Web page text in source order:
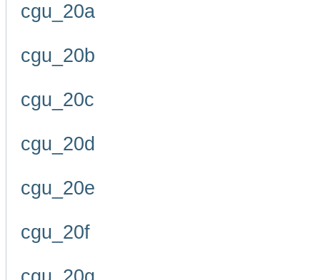
cgu_20a
cgu_20b
cgu_20c
cgu_20d
cgu_20e
cgu_20f